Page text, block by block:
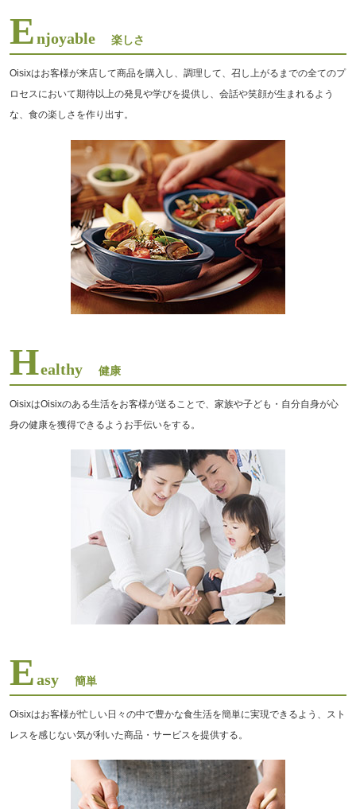
Enjoyable 楽しさ
Oisixはお客様が来店して商品を購入し、調理して、召し上がるまでの全てのプ
ロセスにおいて期待以上の発見や学びを提供し、会話や笑顔が生まれるよう
な、食の楽しさを作り出す。
Healthy 健康
OisixはOisixのある生活をお客様が送ることで、家族や子ども・自分自身が心
身の健康を獲得できるようお手伝いをする。
Easy 簡単
Oisixはお客様が忙しい日々の中で豊かな食生活を簡単に実現できるよう、スト
レスを感じない気が利いた商品・サービスを提供する。